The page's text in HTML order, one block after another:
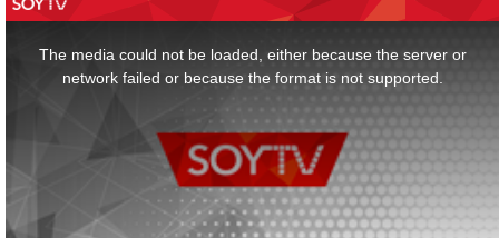
The media could not be loaded, either because the server or
network failed or because the format is not supported.